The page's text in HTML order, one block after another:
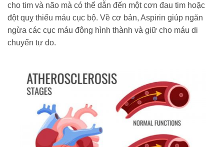
cho tim và não mà có thể dẫn đến một cơn đau tim hoặc
đột quỵ thiếu máu cục bộ. Về cơ bản, Aspirin giúp ngăn
ngừa các cục máu đông hình thành và giữ cho máu di
chuyển tự do.